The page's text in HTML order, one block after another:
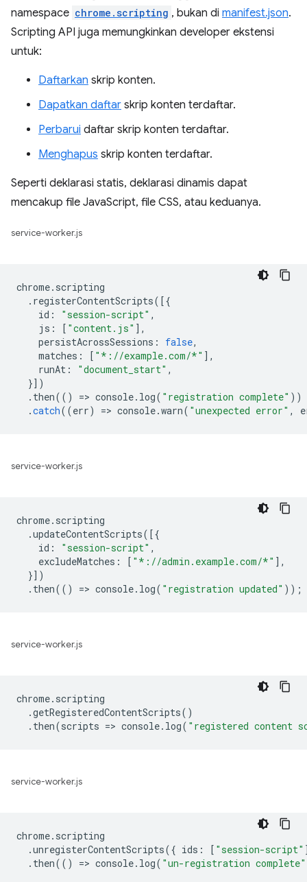
namespace chrome.scripting , bukan di manifest.json.
Scripting API juga memungkinkan developer ekstensi
untuk:
Daftarkan skrip konten.
Dapatkan daftar skrip konten terdaftar.
Perbarui daftar skrip konten terdaftar.
Menghapus skrip konten terdaftar.
Seperti deklarasi statis, deklarasi dinamis dapat
mencakup file JavaScript, file CSS, atau keduanya.
service-worker.js
chrome. scripting
. registerContentScripts([{
id : "session-script" ,
js : [ "content.js" ],
persistAcrossSessions : false,
matches : [ "*://example.com/*" ],
runAt : "document_start" ,
}])
. then(() => console. log( "registration complete" ))
.catch((err) => console.warn( "unexpected error" ,
service-worker.js
chrome. scripting
.updateContentScripts([{
id : "session-script" ,
excludeMatches : [ "*://admin.example.com/*" ],
}])
. then(() => console. log( "registration updated" ));
service-worker.js
chrome. scripting
.getRegisteredContentScripts()
. then(scripts => console. log( "registered content
service-worker.js
chrome. scripting
.unregisterContentScripts({ ids : [ "session-script"
. then(() => console. log( "un-registration complete"